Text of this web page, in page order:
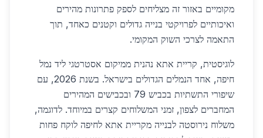
מקומיים באזור זה מצליחים לספק פתרונות מהירים
ואיכותיים לפרויקטי בנייה גדולים וקטנים כאחד, תוך
התאמה לצרכי השוק המקומי.
לוגיסטית, קריית אתא נהנית ממיקום אסטרטגי ליד נמל
חיפה, אחד הנמלים הגדולים בישראל. בשנת 2026, עם
שיפורי התשתיות בכביש 79 ובכבישים המהירים
המחברים לצפון, זמני המשלוחים קצרים במיוחד. לדוגמה,
משלוח נירוסטה לבנייה מקריית אתא לחיפה לוקח פחות